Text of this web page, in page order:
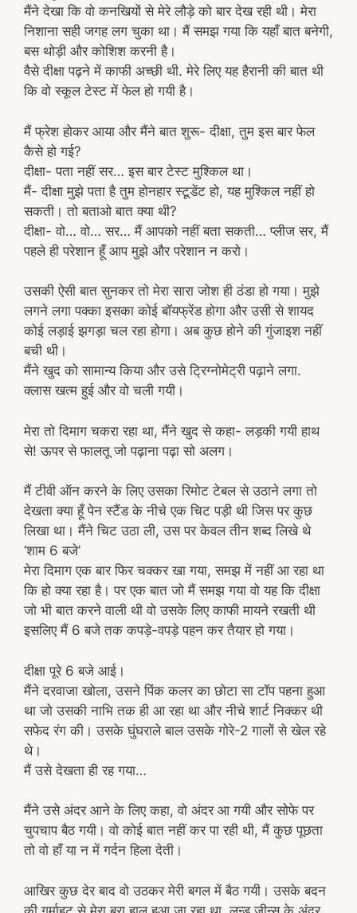
मैंने देखा कि वो कनखियों से मेरे लौड़े को बार देख रही थी। मेरा
निशाना सही जगह लग चुका था। मैं समझ गया कि यहाँ बात बनेगी,
बस थोड़ी और कोशिश करनी है।
वैसे दीक्षा पढ़ने में काफी अच्छी थी. मेरे लिए यह हैरानी की बात थी
कि वो स्कूल टेस्ट में फेल हो गयी है।
मैं फ्रेश होकर आया और मैंने बात शुरू- दीक्षा, तुम इस बार फेल
कैसे हो गई?
दीक्षा- पता नहीं सर… इस बार टेस्ट मुश्किल था।
मैं- दीक्षा मुझे पता है तुम होनहार स्टूडेंट हो, यह मुश्किल नहीं हो
सकती। तो बताओ बात क्या थी?
दीक्षा- वो… वो… सर… मैं आपको नहीं बता सकती… प्लीज सर, मैं
पहले ही परेशान हूँ आप मुझे और परेशान न करो।
उसकी ऐसी बात सुनकर तो मेरा सारा जोश ही ठंडा हो गया। मुझे
लगने लगा पक्का इसका कोई बॉयफ्रेंड होगा और उसी से शायद
कोई लड़ाई झगड़ा चल रहा होगा। अब कुछ होने की गुंजाइश नहीं
बची थी।
मैंने खुद को सामान्य किया और उसे ट्रिग्नोमेट्री पढ़ाने लगा.
क्लास खत्म हुई और वो चली गयी।
मेरा तो दिमाग चकरा रहा था, मैंने खुद से कहा- लड़की गयी हाथ
से! ऊपर से फालतू जो पढ़ाना पढ़ा सो अलग।
मैं टीवी ऑन करने के लिए उसका रिमोट टेबल से उठाने लगा तो
देखता क्या हूँ पेन स्टैंड के नीचे एक चिट पड़ी थी जिस पर कुछ
लिखा था। मैंने चिट उठा ली, उस पर केवल तीन शब्द लिखे थे
‘शाम 6 बजे’
मेरा दिमाग एक बार फिर चक्कर खा गया, समझ में नहीं आ रहा था
कि हो क्या रहा है। पर एक बात जो मैं समझ गया वो यह कि दीक्षा
जो भी बात करने वाली थी वो उसके लिए काफी मायने रखती थी
इसलिए मैं 6 बजे तक कपड़े-वपड़े पहन कर तैयार हो गया।
दीक्षा पूरे 6 बजे आई।
मैंने दरवाजा खोला, उसने पिंक कलर का छोटा सा टॉप पहना हुआ
था जो उसकी नाभि तक ही आ रहा था और नीचे शार्ट निक्कर थी
सफेद रंग की। उसके घुंघराले बाल उसके गोरे-2 गालों से खेल रहे
थे।
मैं उसे देखता ही रह गया…
मैंने उसे अंदर आने के लिए कहा, वो अंदर आ गयी और सोफे पर
चुपचाप बैठ गयी। वो कोई बात नहीं कर पा रही थी, मैं कुछ पूछता
तो वो हाँ या न में गर्दन हिला देती।
आखिर कुछ देर बाद वो उठकर मेरी बगल में बैठ गयी। उसके बदन